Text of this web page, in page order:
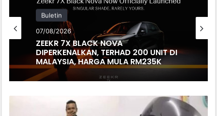
Buletin
07/08/2026
ZEEKR 7X BLACK NOVA
DIPERKENALKAN, TERHAD 200 UNIT DI
MALAYSIA, HARGA MULA RM235K